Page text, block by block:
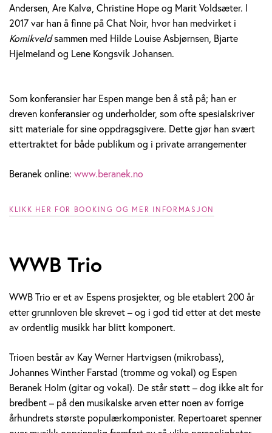
Andersen, Are Kalvø, Christine Hope og Marit Voldsæter. I
2017 var han å finne på Chat Noir, hvor han medvirket i
Komikveldsammen med Hilde Louise Asbjørnsen, Bjarte
Hjelmeland og Lene Kongsvik Johansen.
Som konferansier har Espen mange ben å stå på; han er
dreven konferansier og underholder, som ofte spesialskriver
sitt materiale for sine oppdragsgivere. Dette gjør han svært
ettertraktet for både publikum og i private arrangementer
Beranek online: www.beranek.no
KLIKK HER FOR BOOKING OG MER INFORMASJON
WWB Trio
WWB Trio er et av Espens prosjekter, og ble etablert 200 år
etter grunnloven ble skrevet – og i god tid etter at det meste
av ordentlig musikk har blitt komponert.
Trioen består av Kay Werner Hartvigsen (mikrobass),
Johannes Winther Farstad (tromme og vokal) og Espen
Beranek Holm (gitar og vokal). De står støtt – dog ikke alt for
bredbent – på den musikalske arven etter noen av forrige
århundrets største populærkomponister. Repertoaret spenner